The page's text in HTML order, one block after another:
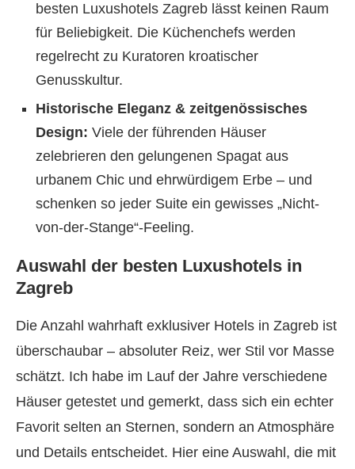
besten Luxushotels Zagreb lässt keinen Raum
für Beliebigkeit. Die Küchenchefs werden
regelrecht zu Kuratoren kroatischer
Genusskultur.
Historische Eleganz & zeitgenössisches
Design: Viele der führenden Häuser
zelebrieren den gelungenen Spagat aus
urbanem Chic und ehrwürdigem Erbe – und
schenken so jeder Suite ein gewisses „Nicht-
von-der-Stange“-Feeling.
Auswahl der besten Luxushotels in
Zagreb
Die Anzahl wahrhaft exklusiver Hotels in Zagreb ist
überschaubar – absoluter Reiz, wer Stil vor Masse
schätzt. Ich habe im Lauf der Jahre verschiedene
Häuser getestet und gemerkt, dass sich ein echter
Favorit selten an Sternen, sondern an Atmosphäre
und Details entscheidet. Hier eine Auswahl, die mit